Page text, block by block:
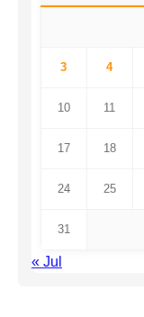
3 4
10 11
17 18
24 25
31
« Jul